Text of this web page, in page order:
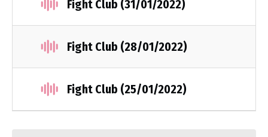
Fight Club (31/01/2022)
Fight Club (28/01/2022)
Fight Club (25/01/2022)